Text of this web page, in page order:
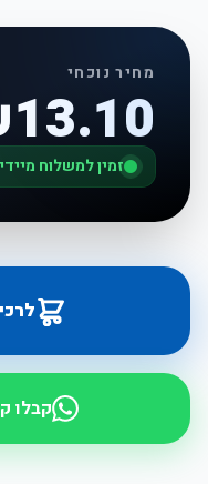
מחיר נוכחי
13.10
זמין למשלוח מיידי
קבלו